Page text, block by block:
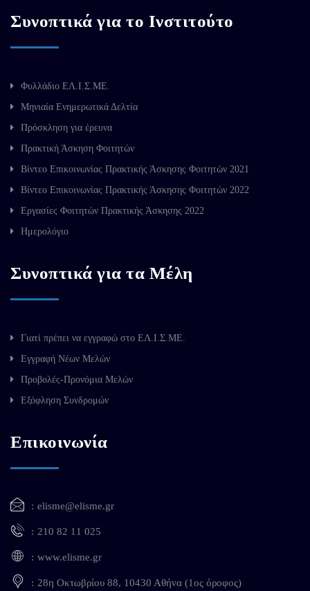
Συνοπτικά για το Ινστιτούτο
Φυλλάδιο ΕΛ.Ι.Σ.ΜΕ.
Μηνιαία Ενημερωτικά Δελτία
Πρόσκληση για έρευνα
Πρακτική Άσκηση Φοιτητών
Βίντεο Επικοινωνίας Πρακτικής Άσκησης Φοιτητών 2021
Βίντεο Επικοινωνίας Πρακτικής Άσκησης Φοιτητών 2022
Εργασίες Φοιτητών Πρακτικής Άσκησης 2022
Ημερολόγιο
Συνοπτικά για τα Μέλη
Γιατί πρέπει να εγγραφώ στο ΕΛ.Ι.Σ.ΜΕ.
Εγγραφή Νέων Μελών
Προβολές-Προνόμια Μελών
Εξόφληση Συνδρομών
Επικοινωνία
elisme@elisme.gr
210 82 11 025
www.elisme.gr
28η Οκτωβρίου 88, 10430 Αθήνα (1ος όροφος)